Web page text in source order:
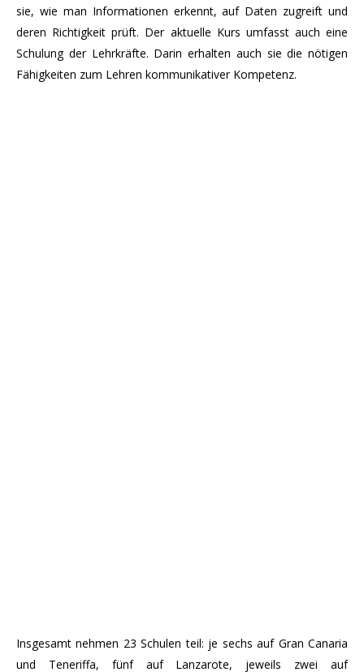
sie, wie man Informationen erkennt, auf Daten zugreift und
deren Richtigkeit prüft. Der aktuelle Kurs umfasst auch eine
Schulung der Lehrkräfte. Darin erhalten auch sie die nötigen
Fähigkeiten zum Lehren kommunikativer Kompetenz.
Insgesamt nehmen 23 Schulen teil: je sechs auf Gran Canaria
und Teneriffa, fünf auf Lanzarote, jeweils zwei auf